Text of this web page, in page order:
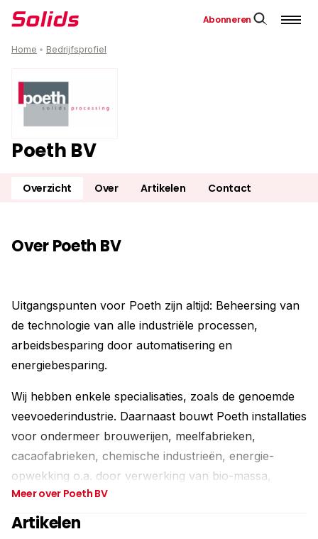
Abonneren
Home • Bedrijfsprofiel
Poeth BV
Overzicht Over Artikelen Contact
Over Poeth BV
Uitgangspunten voor Poeth zijn altijd: Beheersing van
de technologie van alle industriële processen,
arbeidsbesparing door automatisering en
energiebesparing.
Wij hebben enkele specialisaties, zoals de genoemde
veevoederindustrie. Daarnaast bouwt Poeth installaties
voor ondermeer brouwerijen, meelfabrieken,
cacaofabrieken, chemische industrieën, energie-
opwekking o.a. door verwerking van bio-massa,
overslag-bedrijven, papier-industrie, recycling
industrie en potgrond bedrijven.
Meer over Poeth BV
Artikelen